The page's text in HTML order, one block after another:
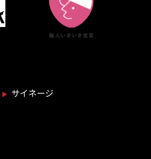
サイネージ